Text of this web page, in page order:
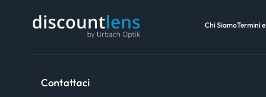
Chi SiamoTermini
Contattaci